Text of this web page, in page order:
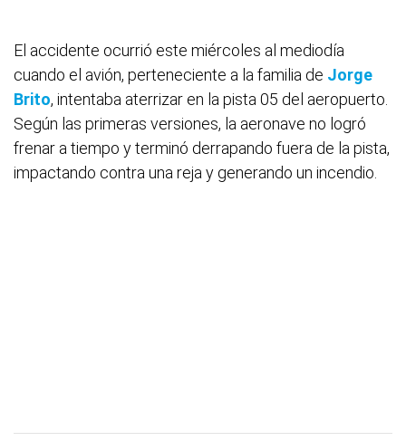
El accidente ocurrió este miércoles al mediodía
cuando el avión, perteneciente a la familia de Jorge
Brito, intentaba aterrizar en la pista 05 del aeropuerto.
Según las primeras versiones, la aeronave no logró
frenar a tiempo y terminó derrapando fuera de la pista,
impactando contra una reja y generando un incendio.